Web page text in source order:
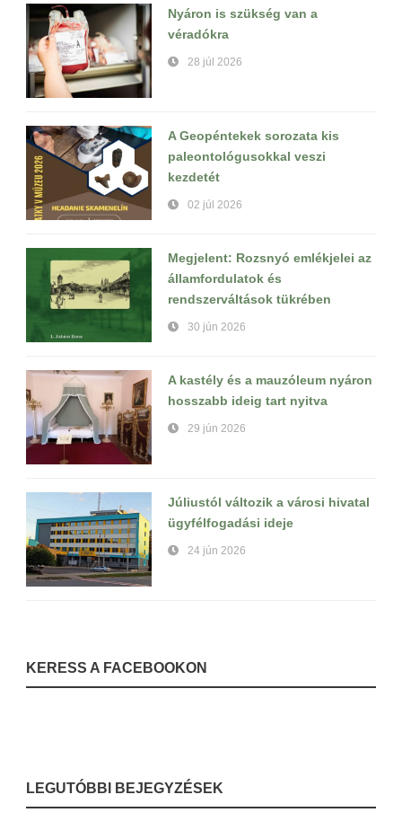
Nyáron is szükség van a
véradókra
28 júl 2026
A Geopéntekek sorozata kis
paleontológusokkal veszi
kezdetét
02 júl 2026
Megjelent: Rozsnyó emlékjelei az
államfordulatok és
rendszerváltások tükrében
30 jún 2026
A kastély és a mauzóleum nyáron
hosszabb ideig tart nyitva
29 jún 2026
Júliustól változik a városi hivatal
ügyfélfogadási ideje
24 jún 2026
KERESS A FACEBOOKON
LEGUTÓBBI BEJEGYZÉSEK